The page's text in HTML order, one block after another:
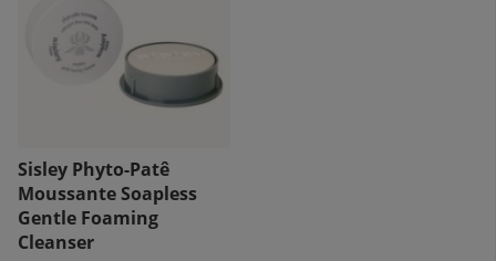
Sisley Phyto-Patê
Moussante Soapless
Gentle Foaming
Cleanser